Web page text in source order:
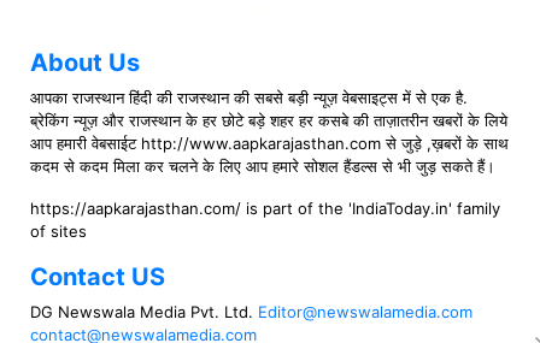
About Us
आपका राजस्थान हिंदी की राजस्थान की सबसे बड़ी न्यूज़ वेबसाइट्स में से एक है.
ब्रेकिंग न्यूज़ और राजस्थान के हर छोटे बड़े शहर हर कसबे की ताज़ातरीन खबरों के लिये
आप हमारी वेबसाईट http://www.aapkarajasthan.com से जुड़े ,ख़बरों के साथ
कदम से कदम मिला कर चलने के लिए आप हमारे सोशल हैंडल्स से भी जुड़ सकते हैं।
https://aapkarajasthan.com/ is part of the 'IndiaToday.in' family
of sites
Contact US
DG Newswala Media Pvt. Ltd. Editor@newswalamedia.com
contact@newswalamedia.com